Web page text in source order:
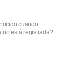
cuando
no está registrada?